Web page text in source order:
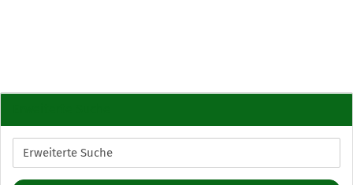
Erweiterte
Suche